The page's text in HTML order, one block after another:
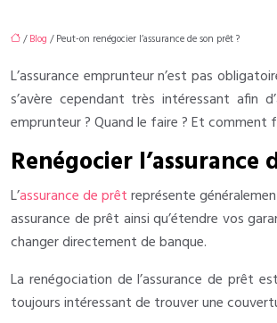
/Blog / Peut-on renégocier l’assurance de son prêt ?
L’assurance emprunteur n’est pas
s’avère cependant très intéressant afin
emprunteur ? Quand le faire ? Et comment
Renégocier
L’assurance de prêtreprésente
assurance de prêt ainsi qu’étendre vos
changer directement de banque.
La renégociation de l’assurance de prêt
toujours intéressant de trouver une